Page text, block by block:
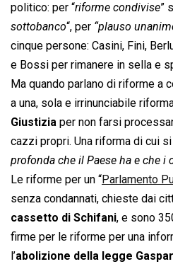
politico: per “riforme condivise”
sottobanco“, per “plauso
cinque persone: Casini, Fini,
e Bossi per rimanere in sella e
Ma quando parlano di riforme a
a una, sola e irrinunciabile
Giustizia per non farsi
cazzi propri. Una riforma di cui si
profonda che il Paese ha e che i
Le riforme per un “Parlamento
senza condannati, chieste dai
cassetto di Schifani, e sono
firme per le riforme per una
l’abolizione della legge